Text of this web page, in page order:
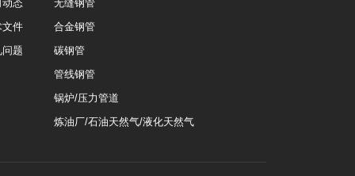
动态
文件
问题
无缝钢管
合金钢管
碳钢管
管线钢管
锅炉/压力管道
炼油厂/石油天然气/液化天然气